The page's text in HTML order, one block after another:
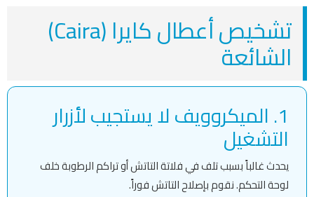
تشخيص أعطال كايرا (Caira)
الشائعة
1. الميكروويف لا يستجيب لأزرار
التشغيل
يحدث غالباً بسبب تلف في فلاتة التاتش أو تراكم الرطوبة خلف
لوحة التحكم. نقوم بإصلاح التاتش فوراً.